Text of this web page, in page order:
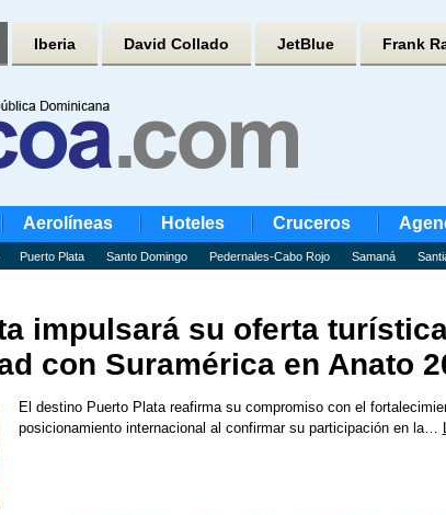
Iberia David Collado JetBlue Frank
Aerolíneas Hoteles Cruceros
Puerto Plata Santo Domingo Pedernales-Cabo Rojo Samaná
impulsará su oferta
con Suramérica en Anato
El destino Puerto Plata reafirma su compromiso con el
posicionamiento internacional al confirmar su participación en la…